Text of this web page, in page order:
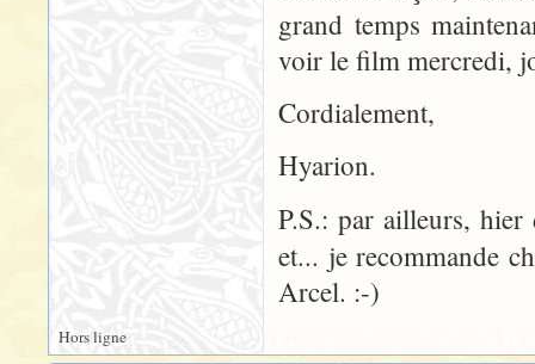
grand temps
voir le film mercredi,
Cordialement,
Hyarion.
P.S.: par ailleurs,
et... je recommande
Arcel. :-)
Hors ligne